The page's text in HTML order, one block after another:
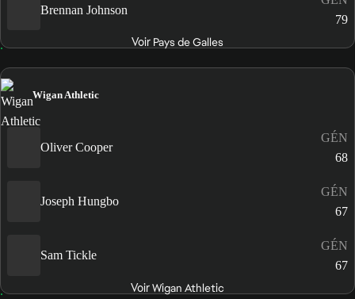
Brennan Johnson
79
Voir Pays de Galles
Wigan Athletic
Oliver Cooper
GÉN
68
Joseph Hungbo
GÉN
67
Sam Tickle
GÉN
67
Voir Wigan Athletic